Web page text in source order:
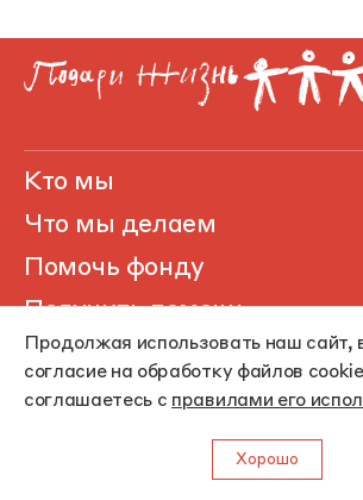
Продолжая использовать наш сайт,
согласие на обработку файлов
соглашаетесь с правилами его
Хорошо
Кто мы
Что мы делаем
Помочь фонду
Получить помощь
Публикации
Контакты